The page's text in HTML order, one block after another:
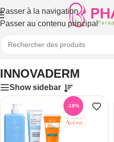
Passer à la navigation
Passer au contenu principal
Accueil/INNOVADERM
INNOVADERM
Show sidebar
-18%